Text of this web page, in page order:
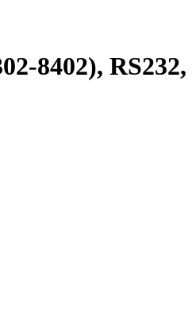
8402),